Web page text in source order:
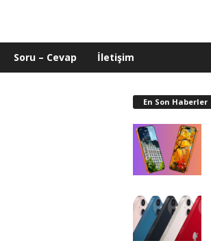
Soru – Cevap İletişim
En Son Haberler